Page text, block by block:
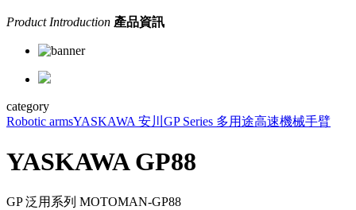
Product Introduction 產品資訊
category
Robotic armsYASKAWA 安川 GP Series 多用途高速機械手臂
YASKAWA GP88
GP 泛用系列 MOTOMAN-GP88